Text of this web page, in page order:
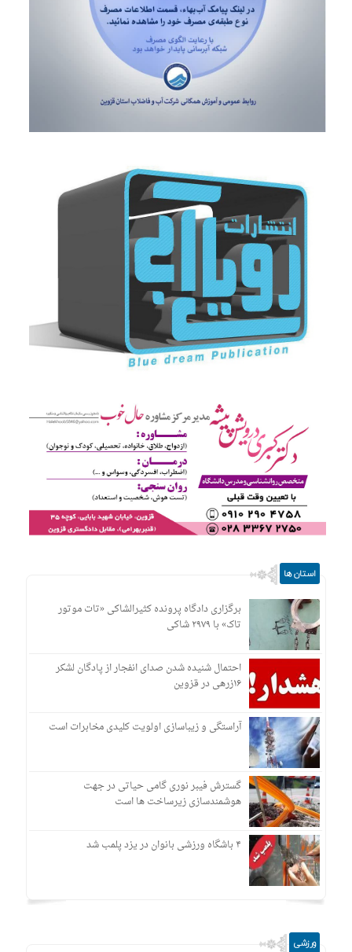
استان ها
برگزاری دادگاه پرونده کثیرالشاکی «تات موتور
تاک» با ۲۹۷۹ شاکی
احتمال شنیده شدن صدای انفجار از پادگان لشکر
۱۶زرهی در قزوین
آراستگی و زیباسازی اولویت کلیدی مخابرات است
گسترش فیبر نوری گامی حیاتی در جهت
هوشمندسازی زیرساخت ها است
۴ باشگاه ورزشی بانوان در یزد پلمب شد
ورزشی